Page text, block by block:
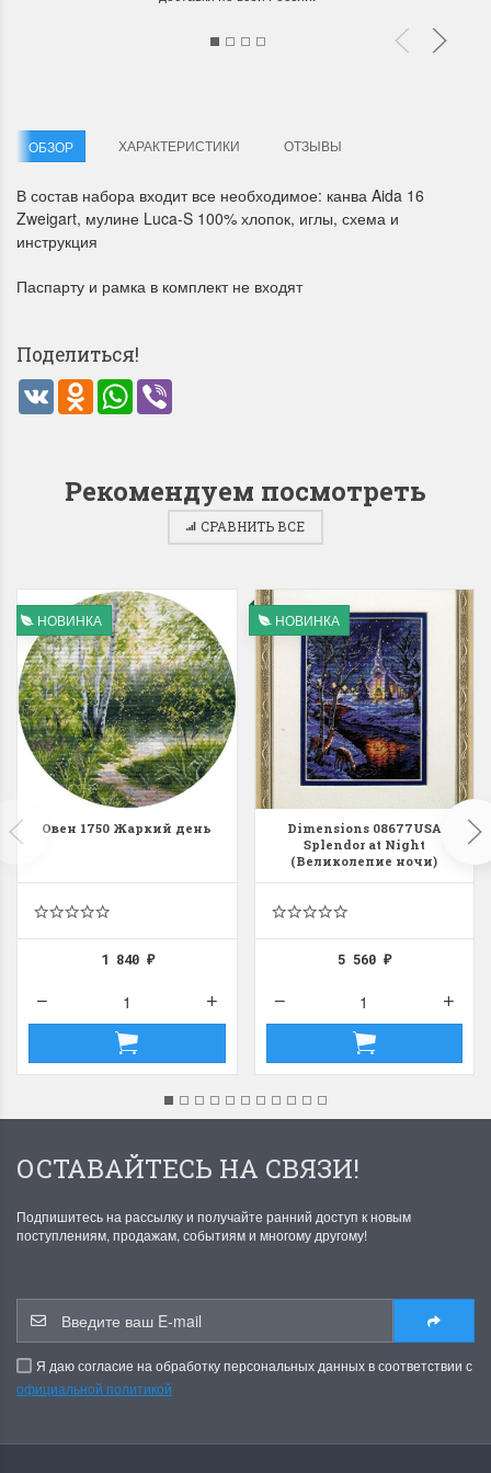
Летние Скидки
!! СКИДКА 20% ‼️ с 1 до 3 июня в
честь первого летнего дня
Анастасия Туманова
1 июня 2024 11:29
Раритеты Дим.
На сайте пополнение
Dimensions 35231
Willow Swan
(Ива-лебедь)
Хороший набор
Отличный набор, канва,
нитки и схема, всё в
отличном состоянии.
Ларина Евгения
13648USA
Bear and
(Белый
с
Красивый
Очень красивый
раритетный
комплектация
ОБЗОР ХАРАКТЕРИСТИКИ ОТЗЫВЫ
В состав набора входит все необходимое: канва Aida 16
Zweigart, мулине Luca-S 100% хлопок, иглы, схема и
инструкция
Паспарту и рамка в комплект не входят
Поделиться!
VK Odnoklassniki
WhatsApp
Рекомендуем посмотреть
СРАВНИТЬ ВСЕ
НОВИНКА
Овен 1750 Жаркий день
1 840 ₽
НОВИНКА
Dimensions 08677USA
Splendor at Night
(Великолепие ночи)
5 560₽
ОСТАВАЙТЕСЬ НА СВЯЗИ!
Подпишитесь на рассылку и получайте ранний доступ к новым
поступлениям, продажам, событиям и многому другому!
Я даю согласие на обработку персональных данных в соответствии с
официальной политикой